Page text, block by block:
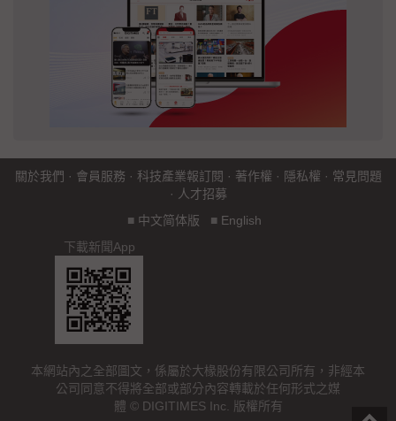
關於我們 · 會員服務 · 科技產業報訂閱 · 著作權 · 隱私權 · 常見問題
· 人才招募
■ 中文简体版 ■ English
下載新聞App
本網站內之全部圖文，係屬於大椽股份有限公司所有，非經本
公司同意不得將全部或部分內容轉載於任何形式之媒
體 © DIGITIMES Inc. 版權所有